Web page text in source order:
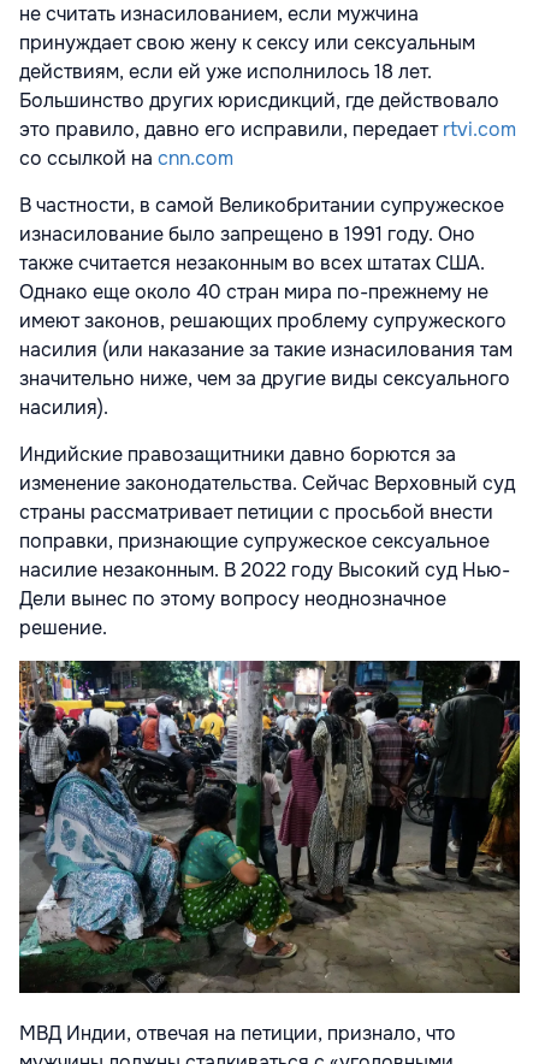
не считать изнасилованием, если мужчина
принуждает свою жену к сексу или сексуальным
действиям, если ей уже исполнилось 18 лет.
Большинство других юрисдикций, где действовало
это правило, давно его исправили, передаетrtvi.com
со ссылкой на cnn.com
В частности, в самой Великобритании супружеское
изнасилование было запрещено в 1991 году. Оно
также считается незаконным во всех штатах США.
Однако еще около 40 стран мира по-прежнему не
имеют законов, решающих проблему супружеского
насилия (или наказание за такие изнасилования там
значительно ниже, чем за другие виды сексуального
насилия).
Индийские правозащитники давно борются за
изменение законодательства. Сейчас Верховный суд
страны рассматривает петиции с просьбой внести
поправки, признающие супружеское сексуальное
насилие незаконным. В 2022 году Высокий суд Нью-
Дели вынес по этому вопросу неоднозначное
решение.
МВД Индии, отвечая на петиции, признало, что